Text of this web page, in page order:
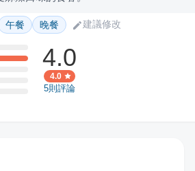
午餐 晚餐 建議修改
4.0
4.0
5則評論